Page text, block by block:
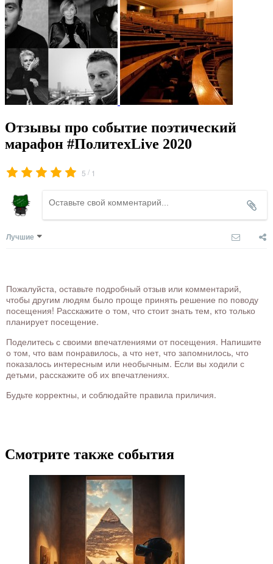
Отзывы про событие поэтический
марафон #ПолитехLive 2020
5 / 1
Лучшие
Пожалуйста, оставьте подробный отзыв или комментарий,
чтобы другим людям было проще принять решение по поводу
посещения! Расскажите о том, что стоит знать тем, кто только
планирует посещение.
Поделитесь с своими впечатлениями от посещения. Напишите
о том, что вам понравилось, а что нет, что запомнилось, что
показалось интересным или необычным. Если вы ходили с
детьми, расскажите об их впечатлениях.
Будьте корректны, и соблюдайте правила приличия.
Смотрите также события